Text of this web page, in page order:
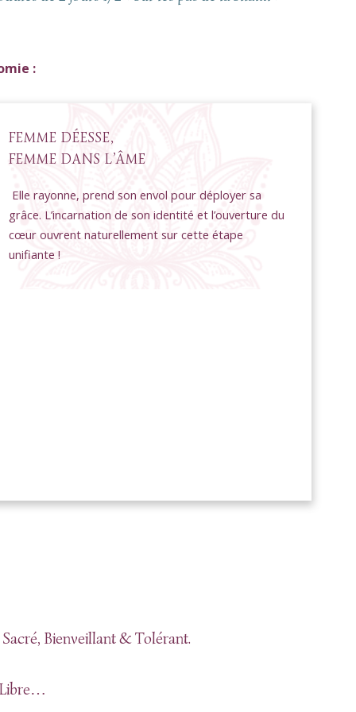
:
FEMME DÉESSE,
FEMME DANS L’ÂME
Elle rayonne, prend son envol pour déployer sa
grâce. L’incarnation de son identité et l’ouverture du
cœur ouvrent naturellement sur cette étape
unifiante !
Bienveillant & Tolérant.
Libre…